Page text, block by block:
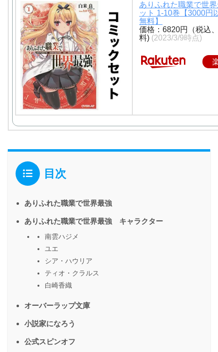
ありふれた職業で世
ット 1-10巻【3000円
無料】
価格：6820円（税込
料) (2023/3/9時点)
目次
ありふれた職業で世界最強
ありふれた職業で世界最強 キャラクター
南雲ハジメ
ユエ
シア・ハウリア
ティオ・クラルス
白崎香織
オーバーラップ文庫
小説家になろう
公式スピンオフ